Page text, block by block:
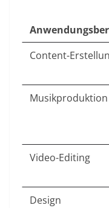
Content-
Musikproduktion
Video-Editing
Design